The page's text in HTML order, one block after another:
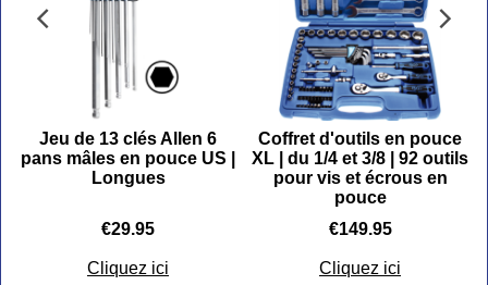
Jeu de 13 clés Allen 6
pans mâles en pouce US |
Longues
€29.95
Cliquez ici
Coffret d'outils en pouce
XL | du 1/4 et 3/8 | 92 outils
pour vis et écrous en
pouce
€149.95
Cliquez ici